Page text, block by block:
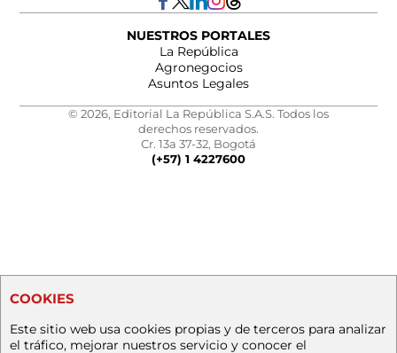
NUESTROS PORTALES
La República
Agronegocios
Asuntos Legales
© 2026, Editorial La República S.A.S. Todos los
derechos reservados.
Cr. 13a 37-32, Bogotá
(+57) 1 4227600
COOKIES
Este sitio web usa cookies propias y de terceros para analizar
el tráfico, mejorar nuestros servicio y conocer el